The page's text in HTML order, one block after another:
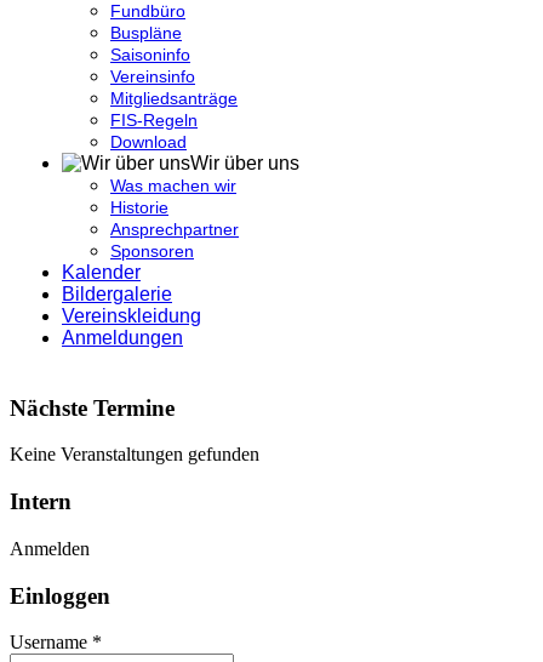
Fundbüro
Buspläne
Saisoninfo
Vereinsinfo
Mitgliedsanträge
FIS-Regeln
Download
Wir über uns
Was machen wir
Historie
Ansprechpartner
Sponsoren
Kalender
Bildergalerie
Vereinskleidung
Anmeldungen
Nächste Termine
Keine Veranstaltungen gefunden
Intern
Anmelden
Einloggen
Username *